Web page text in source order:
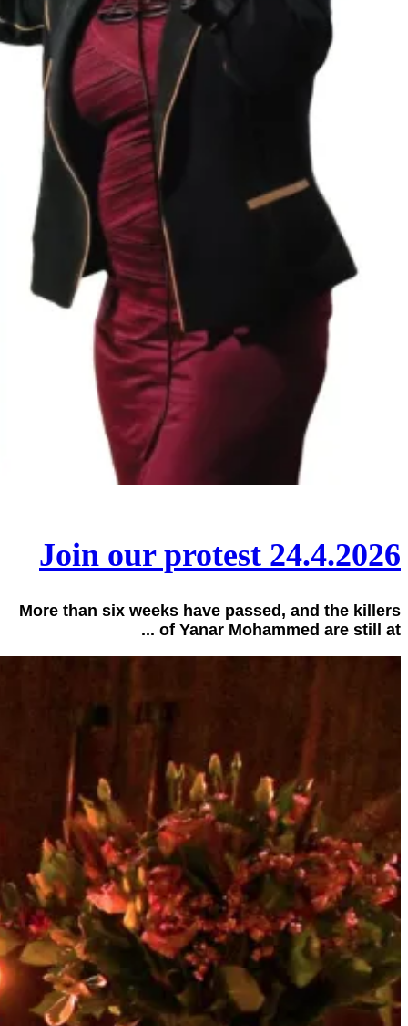
Join our protest 24.4.2026
More than six weeks have passed, and the killers
of Yanar Mohammed are still at ...